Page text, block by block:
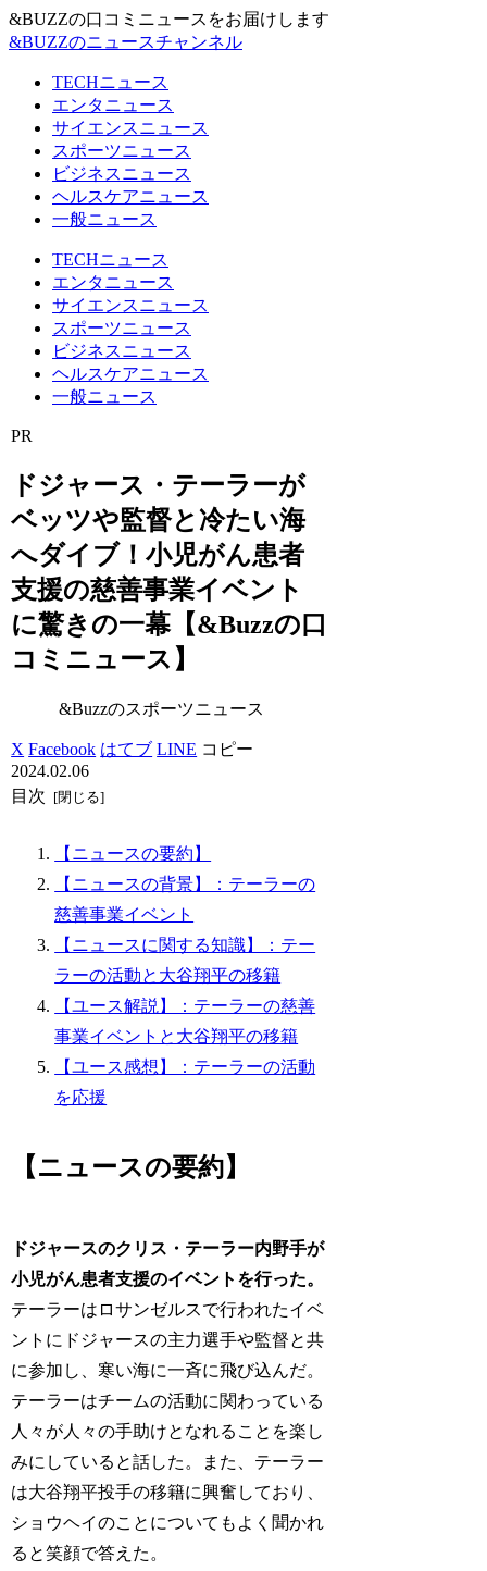
&BUZZの口コミニュースをお届けします
&BUZZのニュースチャンネル
TECHニュース
エンタニュース
サイエンスニュース
スポーツニュース
ビジネスニュース
ヘルスケアニュース
一般ニュース
TECHニュース
エンタニュース
サイエンスニュース
スポーツニュース
ビジネスニュース
ヘルスケアニュース
一般ニュース
PR
ドジャース・テーラーが
ベッツや監督と冷たい海
へダイブ！小児がん患者
支援の慈善事業イベント
に驚きの一幕【&Buzzの口
コミニュース】
&Buzzのスポーツニュース
X Facebook はてブ LINE コピー
2024.02.06
目次
【ニュースの要約】
【ニュースの背景】：テーラーの
慈善事業イベント
【ニュースに関する知識】：テー
ラーの活動と大谷翔平の移籍
【ユース解説】：テーラーの慈善
事業イベントと大谷翔平の移籍
【ユース感想】：テーラーの活動
を応援
【ニュースの要約】
ドジャースのクリス・テーラー内野手が
小児がん患者支援のイベントを行った。
テーラーはロサンゼルスで行われたイベ
ントにドジャースの主力選手や監督と共
に参加し、寒い海に一斉に飛び込んだ。
テーラーはチームの活動に関わっている
人々が人々の手助けとなれることを楽し
みにしていると話した。また、テーラー
は大谷翔平投手の移籍に興奮しており、
ショウヘイのことについてもよく聞かれ
ると笑顔で答えた。